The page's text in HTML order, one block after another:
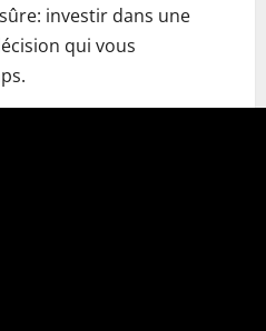
investir dans une
qui vous